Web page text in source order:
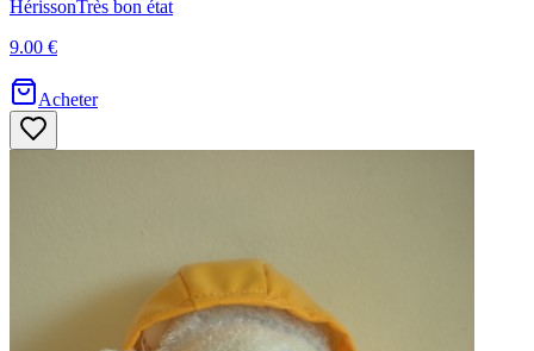
HérissonTrès bon état
9.00 €
Acheter